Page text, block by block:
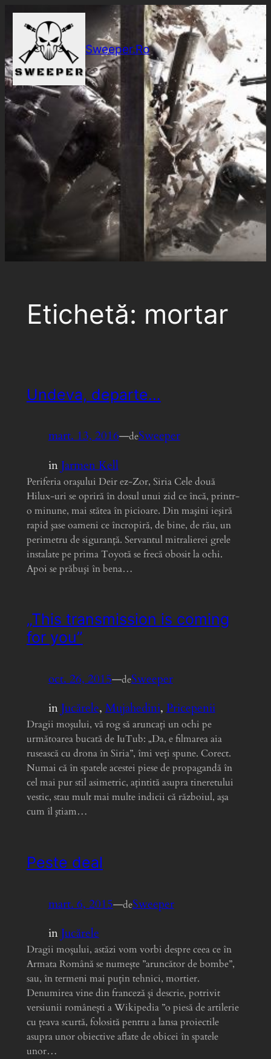
Sari
conținut
Sweeper.Ro
Etichetă: mortar
Undeva, departe…
mart. 13, 2016—deSweeper
inJarmen Kell
Periferia oraşului Deir ez-Zor, Siria Cele două
Hilux-uri se opriră în dosul unui zid ce încă, printr-
o minune, mai stătea în picioare. Din maşini ieşiră
rapid şase oameni ce încropiră, de bine, de rău, un
perimetru de siguranţă. Servantul mitralierei grele
instalate pe prima Toyotă se frecă obosit la ochi.
Apoi se prăbuşi în bena…
„This transmission is coming
for you”
oct. 26, 2015—deSweeper
inJucărele, Mujahedini, Pricepenii
Dragii moşului, vă rog să aruncaţi un ochi pe
următoarea bucată de IuTub: „Da, e filmarea aia
rusească cu drona în Siria”, îmi veţi spune. Corect.
Numai că în spatele acestei piese de propagandă în
cel mai pur stil asimetric, aţintită asupra tineretului
vestic, stau mult mai multe indicii că războiul, aşa
cum îl ştiam…
Peste deal
mart. 6, 2015—deSweeper
inJucărele
Dragii moșului, astăzi vom vorbi despre ceea ce în
Armata Română se numește ”aruncător de bombe”,
sau, în termeni mai puțin tehnici, mortier.
Denumirea vine din franceză și descrie, potrivit
versiunii românești a Wikipedia ”o piesă de artilerie
cu țeava scurtă, folosită pentru a lansa proiectile
asupra unor obiective aflate de obicei în spatele
unor…